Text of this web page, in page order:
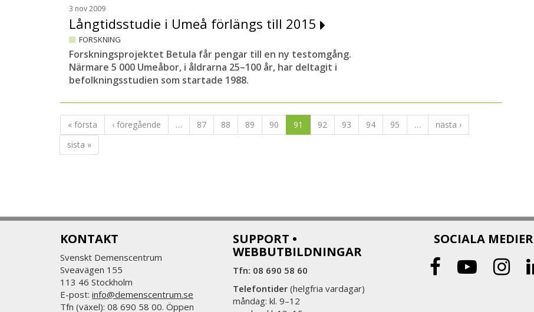
3 nov 2009
Långtidsstudie i Umeå förlängs till 2015
FORSKNING
Forskningsprojektet Betula får pengar till en ny testomgång.
Närmare 5 000 Umeåbor, i åldrarna 25–100 år, har deltagit i
befolkningsstudien som startade 1988.
« första ‹ föregående … 87 88 89 90 91 92 93 94 95 …
nästa ›
sista »
KONTAKT
Svenskt Demenscentrum
Sveavägen 155
113 46 Stockholm
E-post: info@demenscentrum.se
Tfn (växel): 08 690 58 00. Öppen
SUPPORT •
WEBBUTBILDNINGAR
Tfn: 08 690 58 60
Telefontider(helgfria vardagar)
måndag: kl. 9–12
SOCIALA MEDIER